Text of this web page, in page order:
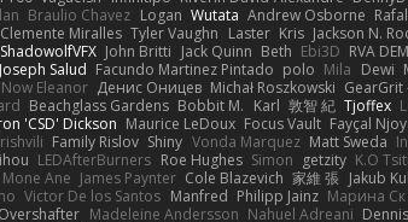
Braulio Chavez Logan Wutata Andrew Osborne Rafal
Clemente Miralles Tyler Vaughn Laster Kris Jackson N.
ShadowolfVFX John Britti Jack Quinn Beth Ebi3D RVA
Joseph Salud Facundo Martinez Pintado polo Mila Dewi
Now Eleanor Денис Оницев Michał Roszkowski GearGrit
Beachglass Gardens Bobbit M. Karl 敦智 紀 Tjoffex
'CSD' Dickson Maurice LeDoux Focus Vault Fayçal
Family Rislov Shiny Vonda Marquez Matt Sweda
LEDAfterBurners Roe Hughes Simon getzity K.O
Mone Ane James Paynter Cole Blazevich 家維 張 Jakub
Victor De los Santos Manfred Philipp Jainz Марина Ск
Overshafter Madeleine Andersson Nahuel Adreani